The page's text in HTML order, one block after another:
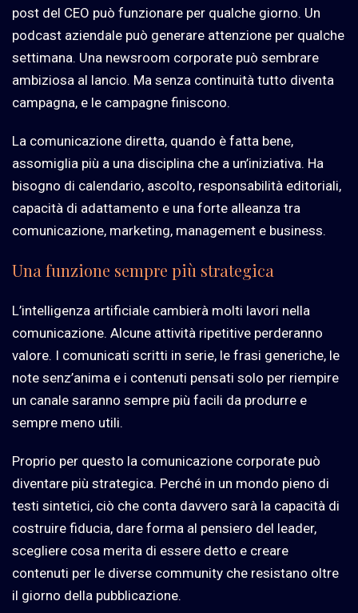
post del CEO può funzionare per qualche giorno. Un
podcast aziendale può generare attenzione per qualche
settimana. Una newsroom corporate può sembrare
ambiziosa al lancio. Ma senza continuità tutto diventa
campagna, e le campagne finiscono.
La comunicazione diretta, quando è fatta bene,
assomiglia più a una disciplina che a un’iniziativa. Ha
bisogno di calendario, ascolto, responsabilità editoriali,
capacità di adattamento e una forte alleanza tra
comunicazione, marketing, management e business.
Una funzione sempre più strategica
L’intelligenza artificiale cambierà molti lavori nella
comunicazione. Alcune attività ripetitive perderanno
valore. I comunicati scritti in serie, le frasi generiche, le
note senz’anima e i contenuti pensati solo per riempire
un canale saranno sempre più facili da produrre e
sempre meno utili.
Proprio per questo la comunicazione corporate può
diventare più strategica. Perché in un mondo pieno di
testi sintetici, ciò che conta davvero sarà la capacità di
costruire fiducia, dare forma al pensiero del leader,
scegliere cosa merita di essere detto e creare
contenuti per le diverse community che resistano oltre
il giorno della pubblicazione.